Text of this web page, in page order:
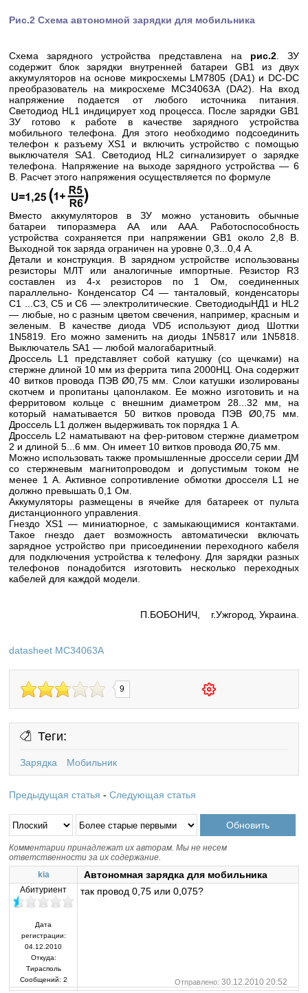
Рис.2 Схема автономной зарядки для мобильника
Схема зарядного устройства представлена на рис.2. ЗУ
содержит блок зарядки внутренней батареи GB1 из двух
аккумуляторов на основе микросхемы LM7805 (DA1) и DC-DC
преобразователь на микросхеме МС34063А (DA2). На вход
напряжение подается от любого источника питания.
Светодиод HL1 индицирует ход процесса. После зарядки GB1
ЗУ готово к работе в качестве зарядного устройства
мобильного телефона. Для этого необходимо подсоединить
телефон к разъему XS1 и включить устройство с помощью
выключателя SA1. Светодиод HL2 сигнализирует о зарядке
телефона. Напряжение на выходе зарядного устройства — 6
В. Расчет этого напряжения осуществляется по формуле
Вместо аккумуляторов в ЗУ можно установить обычные
батареи типоразмера АА или ААА. Работоспособность
устройства сохраняется при напряжении GB1 около 2,8 В.
Выходной ток заряда ограничен на уровне 0,3...0,4 А.
Детали и конструкция. В зарядном устройстве использованы
резисторы МЛТ или аналогичные импортные. Резистор R3
составлен из 4-х резисторов по 1 Ом, соединенных
параллельно- Конденсатор С4 — танталовый, конденсаторы
С1 ...СЗ, С5 и С6 — электролитические. СветодиодыНД1 и HL2
— любые, но с разным цветом свечения, например, красным и
зеленым. В качестве диода VD5 используют диод Шоттки
1N5819. Его можно заменить на диоды 1N5817 или 1N5818.
Выключатель SA1 — любой малогабаритный.
Дроссель L1 представляет собой катушку (со щечками) на
стержне длиной 10 мм из феррита типа 2000НЦ. Она содержит
40 витков провода ПЭВ Ø0,75 мм. Слои катушки изолированы
скотчем и пропитаны цапонлаком. Ее можно изготовить и на
ферритовом кольце с внешним диаметром 28...32 мм, на
который наматывается 50 витков провода ПЭВ Ø0,75 мм.
Дроссель L1 должен выдерживать ток порядка 1 А.
Дроссель L2 наматывают на фер-ритовом стержне диаметром
2 и длиной 5...6 мм. Он имеет 10 витков провода Ø0,75 мм.
Можно использовать также промышленные дроссели серии ДМ
со стержневым магнитопроводом и допустимым током не
менее 1 А. Активное сопротивление обмотки дросселя L1 не
должно превышать 0,1 Ом.
Аккумуляторы размещены в ячейке для батареек от пульта
дистанционного управления.
Гнездо XS1 — миниатюрное, с замыкающимися контактами.
Такое гнездо дает возможность автоматически включать
зарядное устройство при присоединении переходного кабеля
для подключения устройства к телефону. Для зарядки разных
телефонов понадобится изготовить несколько переходных
кабелей для каждой модели.
П.БОБОНИЧ, г.Ужгород, Украина.
datasheet MC34063A
9
Теги:
Зарядка Мобильник
Предыдущая статья -Следующая статья
Комментарии принадлежат их авторам. Мы не несем
ответственности за их содержание.
kia
Автономная зарядка для мобильника
Абитуриент
Дата
регистрации:
04.12.2010
Откуда:
Тирасполь
Сообщений: 2
так провод 0,75 или 0,075?
Отправлено: 30.12.2010 20:52